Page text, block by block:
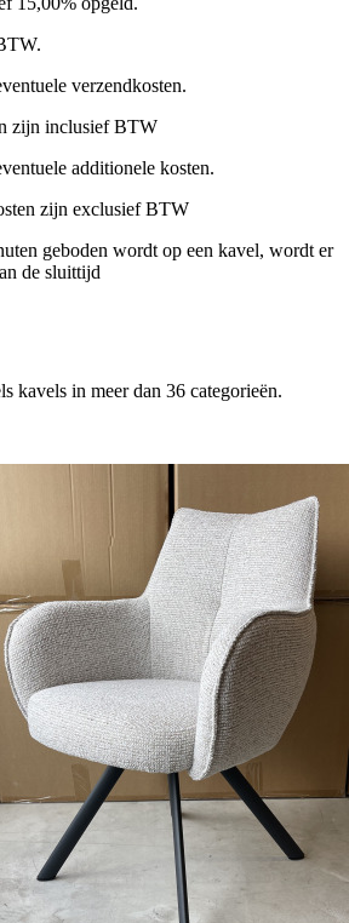
verzendkosten.
zijn inclusief BTW
additionele kosten.
zijn exclusief BTW
geboden wordt op een kavel, wordt er
de sluittijd
kavels in meer dan 36 categorieën.